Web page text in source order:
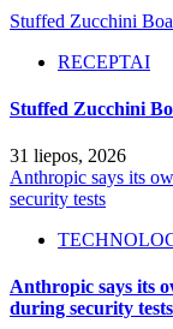
Stuffed Zucchini
RECEPTAI
Stuffed Zucchini
31 liepos, 2026
Anthropic says its
security tests
Anthropic says its
during security tests